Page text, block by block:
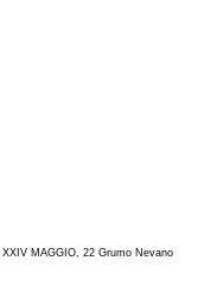
MAGGIO, 22 Grumo Nevano